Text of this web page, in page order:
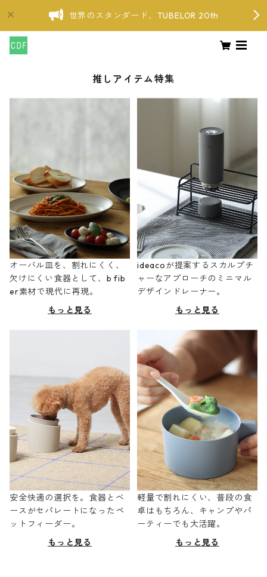
世界のスタンダード、TUBELOR 20th
推しアイテム特集
オーバル皿を、割れにくく、
欠けにくい食器として、b fib
er素材で現代に再現。
もっと見る
ideacoが提案するスカルプチ
ャーなアプローチのミニマル
デザインドレーナー。
もっと見る
安全快適の選択を。食器とベ
ースがセパレートになったペ
ットフィーダー。
もっと見る
軽量で割れにくい、普段の食
卓はもちろん、キャンプやパ
ーティーでも大活躍。
もっと見る